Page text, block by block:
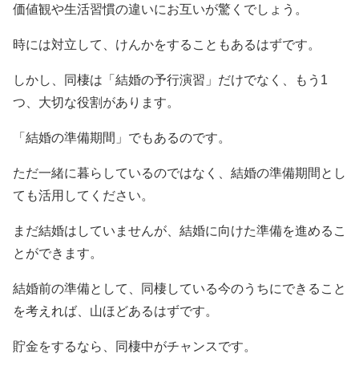
価値観や生活習慣の違いにお互いが驚くでしょう。
時には対立して、けんかをすることもあるはずです。
しかし、同棲は「結婚の予行演習」だけでなく、もう1
つ、大切な役割があります。
「結婚の準備期間」でもあるのです。
ただ一緒に暮らしているのではなく、結婚の準備期間とし
ても活用してください。
まだ結婚はしていませんが、結婚に向けた準備を進めるこ
とができます。
結婚前の準備として、同棲している今のうちにできること
を考えれば、山ほどあるはずです。
貯金をするなら、同棲中がチャンスです。